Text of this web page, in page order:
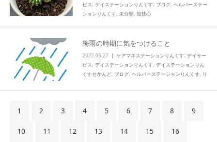
ビス , デイステーションりんくす, ブログ, ヘルパーステー
ションりんくす, 未分類, 知技心
梅雨の時期に気をつけること
2022.06.27 ケアマネステーションりんくす, デイサー
ビス , デイステーションりんくす, デイステーションりん
くすせかんど, ブログ, ヘルパーステーションりんくす, リ
1 2 3 4 5 6 7 8 9
10 11 12 13 14 15 16